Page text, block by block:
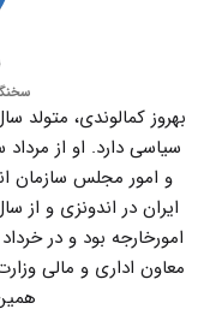
و امور مجلس سازمان